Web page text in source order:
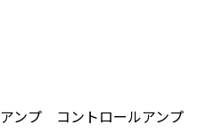
ンプ
コントロールアンプ